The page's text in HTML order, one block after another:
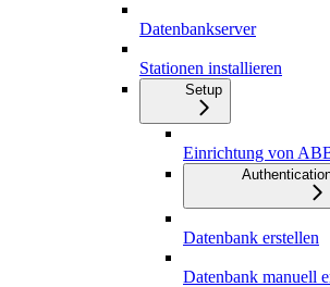
Datenbankserver
Stationen installieren
Setup
Einrichtung von
Datenbank erstellen
Datenbank manuell